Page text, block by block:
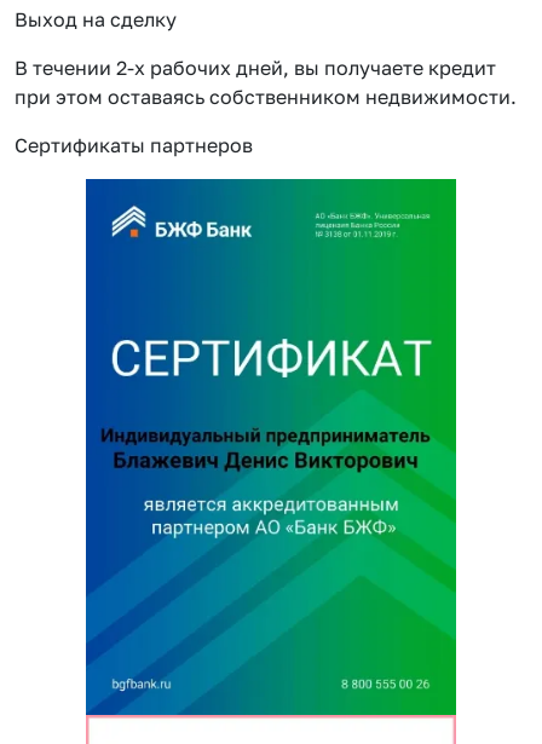
Выход на сделку
В течении 2-х рабочих дней, вы получаете кредит
при этом оставаясь собственником недвижимости.
Сертификаты партнеров